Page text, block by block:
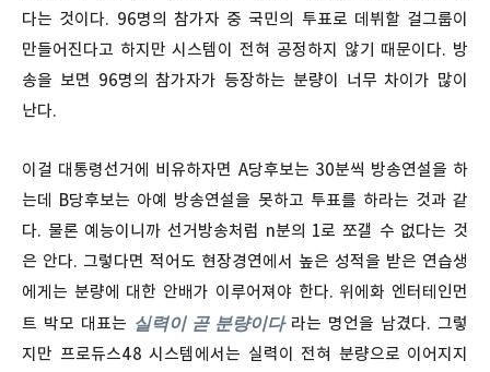
다는 것이다. 96명의 참가자 중 국민의 투표로 데뷔할 걸그룹이
만들어진다고 하지만 시스템이 전혀 공정하지 않기 때문이다. 방
송을 보면 96명의 참가자가 등장하는 분량이 너무 차이가 많이
난다.
이걸 대통령선거에 비유하자면 A당후보는 30분씩 방송연설을 하
는데 B당후보는 아예 방송연설을 못하고 투표를 하라는 것과 같
다. 물론 예능이니까 선거방송처럼 n분의 1로 쪼갤 수 없다는 것
은 안다. 그렇다면 적어도 현장경연에서 높은 성적을 받은 연습생
에게는 분량에 대한 안배가 이루어져야 한다. 위에화 엔터테인먼
트 박모 대표는 실력이 곧 분량이다라는 명언을 남겼다. 그렇
지만 프로듀스48 시스템에서는 실력이 전혀 분량으로 이어지지